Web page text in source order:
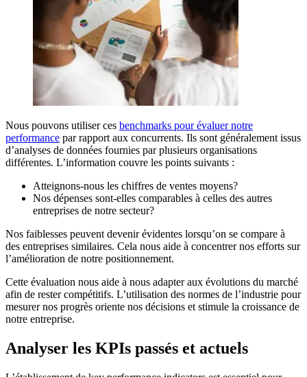
Nous pouvons utiliser ces benchmarks pour évaluer notre
performance par rapport aux concurrents. Ils sont généralement issus
d’analyses de données fournies par plusieurs organisations
différentes. L’information couvre les points suivants :
Atteignons-nous les chiffres de ventes moyens?
Nos dépenses sont-elles comparables à celles des autres
entreprises de notre secteur?
Nos faiblesses peuvent devenir évidentes lorsqu’on se compare à
des entreprises similaires. Cela nous aide à concentrer nos efforts sur
l’amélioration de notre positionnement.
Cette évaluation nous aide à nous adapter aux évolutions du marché
afin de rester compétitifs. L’utilisation des normes de l’industrie pour
mesurer nos progrès oriente nos décisions et stimule la croissance de
notre entreprise.
Analyser les KPIs passés et actuels